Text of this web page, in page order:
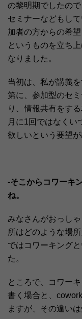
の黎明期でしたの
セミナーなどもし
加者の方からの希
というものを立ち
なりました。
当初は、私が講義
第に、参加型のセ
り、情報共有をす
月に1回ではなくい
欲しいという要望が
-そこからコワーキ
ね。
みなさんがおっし
所はどのような場
ではコワーキング
た。
ところで、コワー
書く場合と、
ますが、その違い